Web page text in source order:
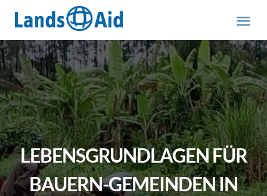
Inhalt
springen
HOME
PROJEKTE
ÜBER UNS
ABOUT US (engl.)
LEBENSGRUNDLAGEN FÜR
BAUERN-GEMEINDEN IN